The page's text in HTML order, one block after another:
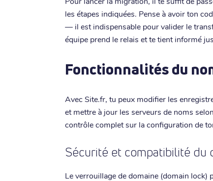
les étapes indiquées. Pense à avoir ton
— il est indispensable pour valider le
équipe prend le relais et te tient informé
Fonctionnalités du
Avec Site.fr, tu peux modifier les
et mettre à jour les serveurs de noms
contrôle complet sur la configuration de
Sécurité et compatibilité du
Le verrouillage de domaine (domain lock)